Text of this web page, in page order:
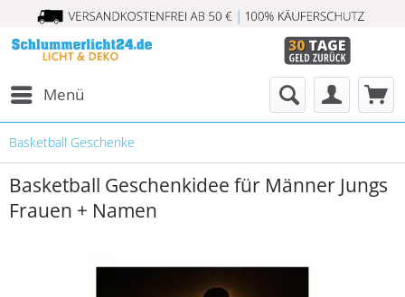
Menü
Basketball Geschenke
Basketball Geschenkidee für Männer Jungs
Frauen + Namen